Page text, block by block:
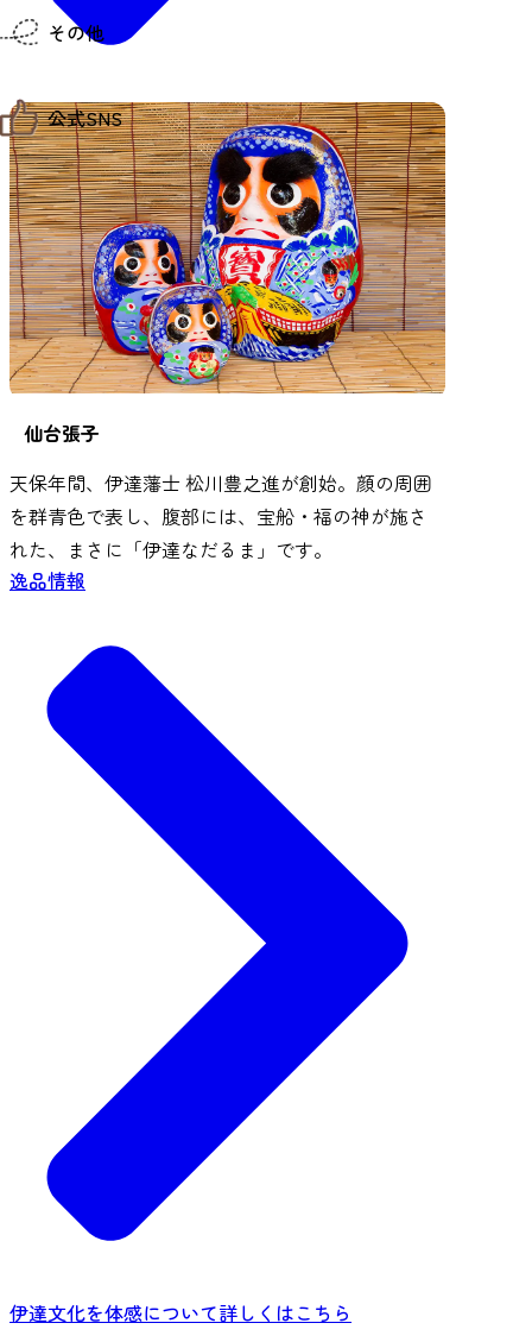
仙台までの経路検索
市内の交通情報
その他
お問い合わせ
教育旅行
観光マップ
せんだい旅日和とは
サイト利用規約
プライバシーポリシー
サイトマップ
仙臺写真館フォトギャラリー
公式SNS
せんだい旅日和 X
せんだい旅日和 Instagram
せんだい旅日和 Facebook
仙台旅先体験コレクション Facebook
仙台旅先体験コレクション Instagaram
仙台張子
天保年間、伊達藩士 松川豊之進が創始。顔の周囲
を群青色で表し、腹部には、宝船・福の神が施さ
れた、まさに「伊達なだるま」です。
逸品情報
伊達文化を体感について詳しくはこちら